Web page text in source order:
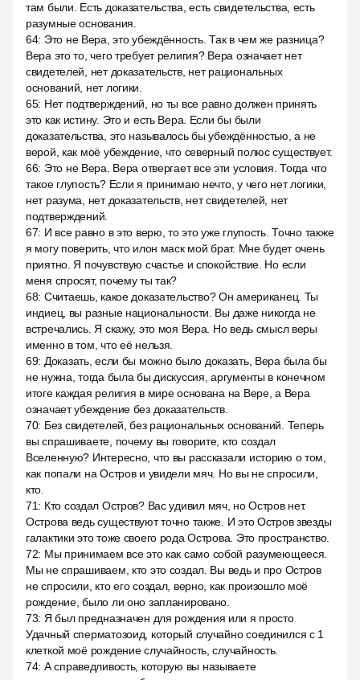
там были. Есть доказательства, есть свидетельства, есть
разумные основания.
64: Это не Вера, это убеждённость. Так в чем же разница?
Вера это то, чего требует религия? Вера означает нет
свидетелей, нет доказательств, нет рациональных
оснований, нет логики.
65: Нет подтверждений, но ты все равно должен принять
это как истину. Это и есть Вера. Если бы были
доказательства, это называлось бы убеждённостью, а не
верой, как моё убеждение, что северный полюс существует.
66: Это не Вера. Вера отвергает все эти условия. Тогда что
такое глупость? Если я принимаю нечто, у чего нет логики,
нет разума, нет доказательств, нет свидетелей, нет
подтверждений.
67: И все равно в это верю, то это уже глупость. Точно также
я могу поверить, что илон маск мой брат. Мне будет очень
приятно. Я почувствую счастье и спокойствие. Но если
меня спросят, почему ты так?
68: Считаешь, какое доказательство? Он американец. Ты
индиец, вы разные национальности. Вы даже никогда не
встречались. Я скажу, это моя Вера. Но ведь смысл веры
именно в том, что её нельзя.
69: Доказать, если бы можно было доказать, Вера была бы
не нужна, тогда была бы дискуссия, аргументы в конечном
итоге каждая религия в мире основана на Вере, а Вера
означает убеждение без доказательств.
70: Без свидетелей, без рациональных оснований. Теперь
вы спрашиваете, почему вы говорите, кто создал
Вселенную? Интересно, что вы рассказали историю о том,
как попали на Остров и увидели мяч. Но вы не спросили,
кто.
71: Кто создал Остров? Вас удивил мяч, но Остров нет.
Острова ведь существуют точно также. И это Остров звезды
галактики это тоже своего рода Острова. Это пространство.
72: Мы принимаем все это как само собой разумеющееся.
Мы не спрашиваем, кто это создал. Вы ведь и про Остров
не спросили, кто его создал, верно, как произошло моё
рождение, было ли оно запланировано.
73: Я был предназначен для рождения или я просто
Удачный сперматозоид, который случайно соединился с 1
клеткой моё рождение случайность, случайность.
74: А справедливость, которую вы называете